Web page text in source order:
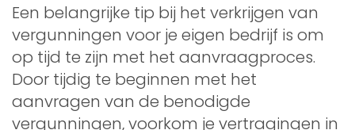
Een belangrijke tip bij het verkrijgen van
vergunningen voor je eigen bedrijf is om
op tijd te zijn met het aanvraagproces.
Door tijdig te beginnen met het
aanvragen van de benodigde
vergunningen, voorkom je vertragingen in